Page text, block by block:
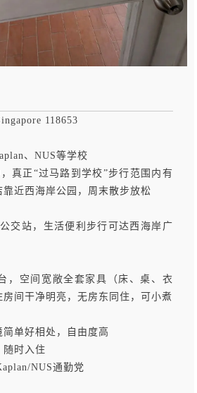
118653
、NUS等学校
真正“过马路到学校”步行范围内有
靠近西海岸公园，周末散步放松
交站，生活便利 步行可达西海岸广
，空间宽敞全套家具（床、桌、衣
房间干净明亮，无房东同住，可小煮
单好相处，自由度高
随时入住
NUS通勤党